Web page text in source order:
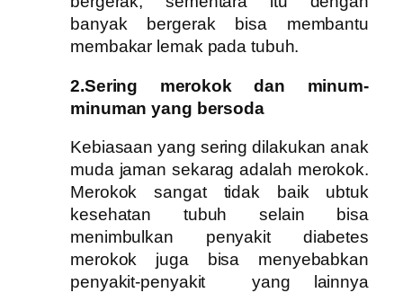
banyak bergerak bisa membantu
membakar lemak pada tubuh.
2.Sering merokok dan minum-
minuman yang bersoda
Kebiasaan yang sering dilakukan anak
muda jaman sekarag adalah merokok.
Merokok sangat tidak baik ubtuk
kesehatan tubuh selain bisa
menimbulkan penyakit diabetes
merokok juga bisa menyebabkan
penyakit-penyakit yang lainnya